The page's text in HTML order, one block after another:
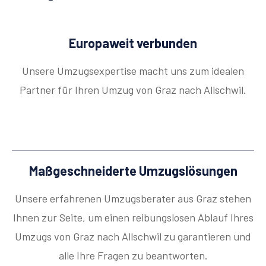
Europaweit verbunden
Unsere Umzugsexpertise macht uns zum idealen
Partner für Ihren Umzug von Graz nach Allschwil.
Maßgeschneiderte Umzugslösungen
Unsere erfahrenen Umzugsberater aus Graz stehen
Ihnen zur Seite, um einen reibungslosen Ablauf Ihres
Umzugs von Graz nach Allschwil zu garantieren und
alle Ihre Fragen zu beantworten.